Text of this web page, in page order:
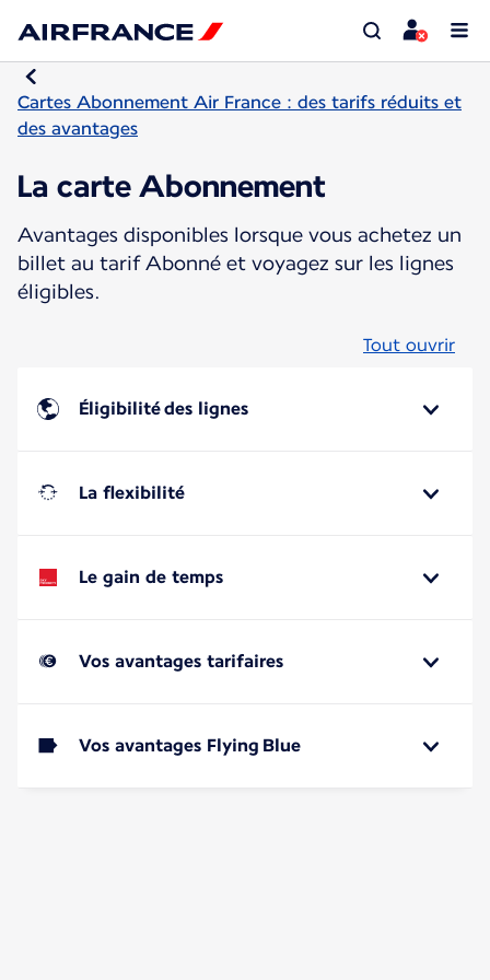
Cartes Abonnement Air France : des tarifs réduits et
des avantages
La carte Abonnement
Avantages disponibles lorsque vous achetez un
billet au tarif Abonné et voyagez sur les lignes
éligibles.
Tout ouvrir
Éligibilité des lignes
La flexibilité
Le gain de temps
Vos avantages tarifaires
Vos avantages Flying Blue